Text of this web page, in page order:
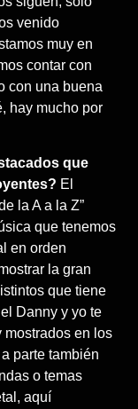
venido
muy en
contar con
con una buena
hay mucho por
que
El
la A a la Z”
que tenemos
en orden
la gran
que tiene
Danny y yo te
mostrados en los
parte también
o temas
aquí